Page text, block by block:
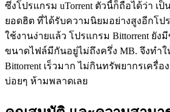
ซึ่งโปรแกรม uTorrent ตัวนี้ก็ถือได้ว่า เป็
ยอดฮิต ที่ได้รับความนิยมอย่างสูงอีกโป
ใช้งานง่ายแล้ว โปรแกรม Bittorrent ยัง
ขนาดไฟล์มีกันอยู่ไม่ถึงครึ่ง MB. จึงทำ
Bittorrent เร็วมาก ไม่กินทรัพยากรเครื่
บ่อยๆ ห้ามพลาดเลย